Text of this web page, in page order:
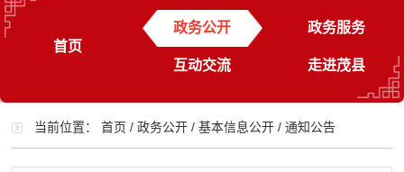
首页
政务公开 政务服务
互动交流 走进茂县
当前位置：首页 /政务公开 /基本信息公开 /通知公告